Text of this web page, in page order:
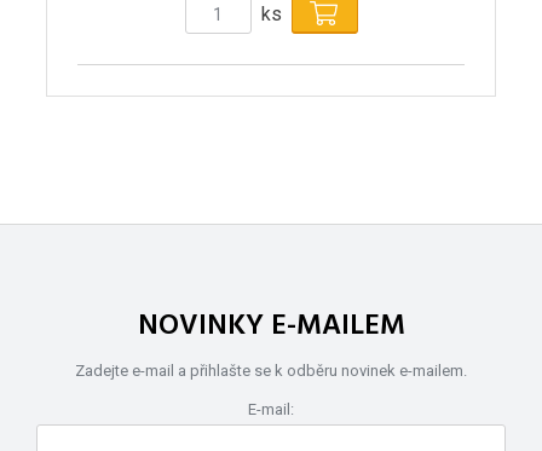
ks
NOVINKY E-MAILEM
Zadejte e-mail a přihlašte se k odběru novinek e-mailem.
E-mail: